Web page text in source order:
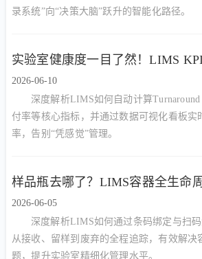
录系统”向“决策大脑”跃升的智能化路径。
实验室健康度一目了然！LIMS
2026-06-10
深度解析LIMS如何自动计算
付率等核心指标，并通过数据可视化看板实
率，告别“凭感觉”管理。
样品瓶去哪了？LIMS容器全生命
2026-06-05
深度解析LIMS如何通过条码绑定与扫
从接收、留样到废弃的全程追踪，有效解决
题，提升实验室精细化管理水平。